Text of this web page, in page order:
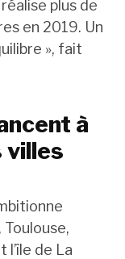
plus de
en 2019. Un
», fait
à
villes
l’île de La